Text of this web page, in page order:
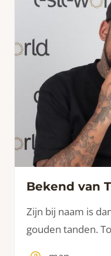
Zijn bij naam is
gouden tanden.